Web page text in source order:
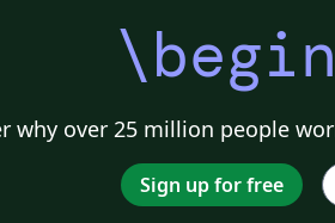
\begin
why over 25 million people
Sign up for free